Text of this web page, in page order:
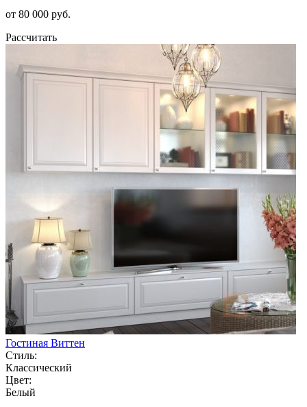
от 80 000 руб.
Рассчитать
Гостиная Виттен
Стиль:
Классический
Цвет:
Белый